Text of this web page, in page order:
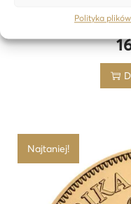
Polityka
Najtaniej!